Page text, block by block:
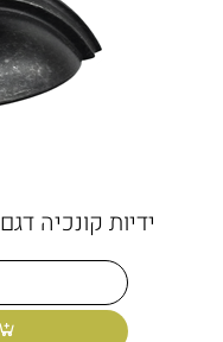
ידיות קונכיה דגם 9080 שחור עתיק 64 מ״מ